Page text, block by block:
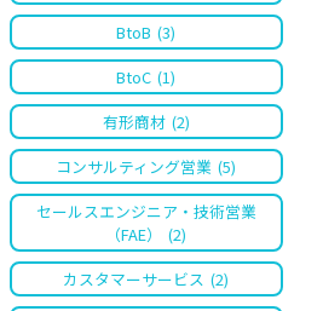
BtoB (3)
BtoC (1)
有形商材 (2)
コンサルティング営業 (5)
セールスエンジニア・技術営業
（FAE）
(2)
カスタマーサービス (2)